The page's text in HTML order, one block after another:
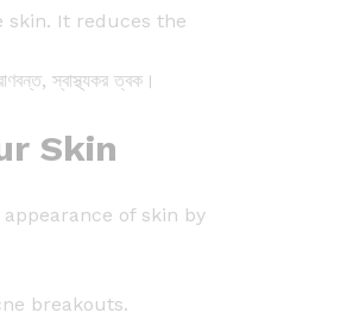
skin. It reduces the
স্বাস্থ্যকর ত্বক।
Skin
of skin by
breakouts.